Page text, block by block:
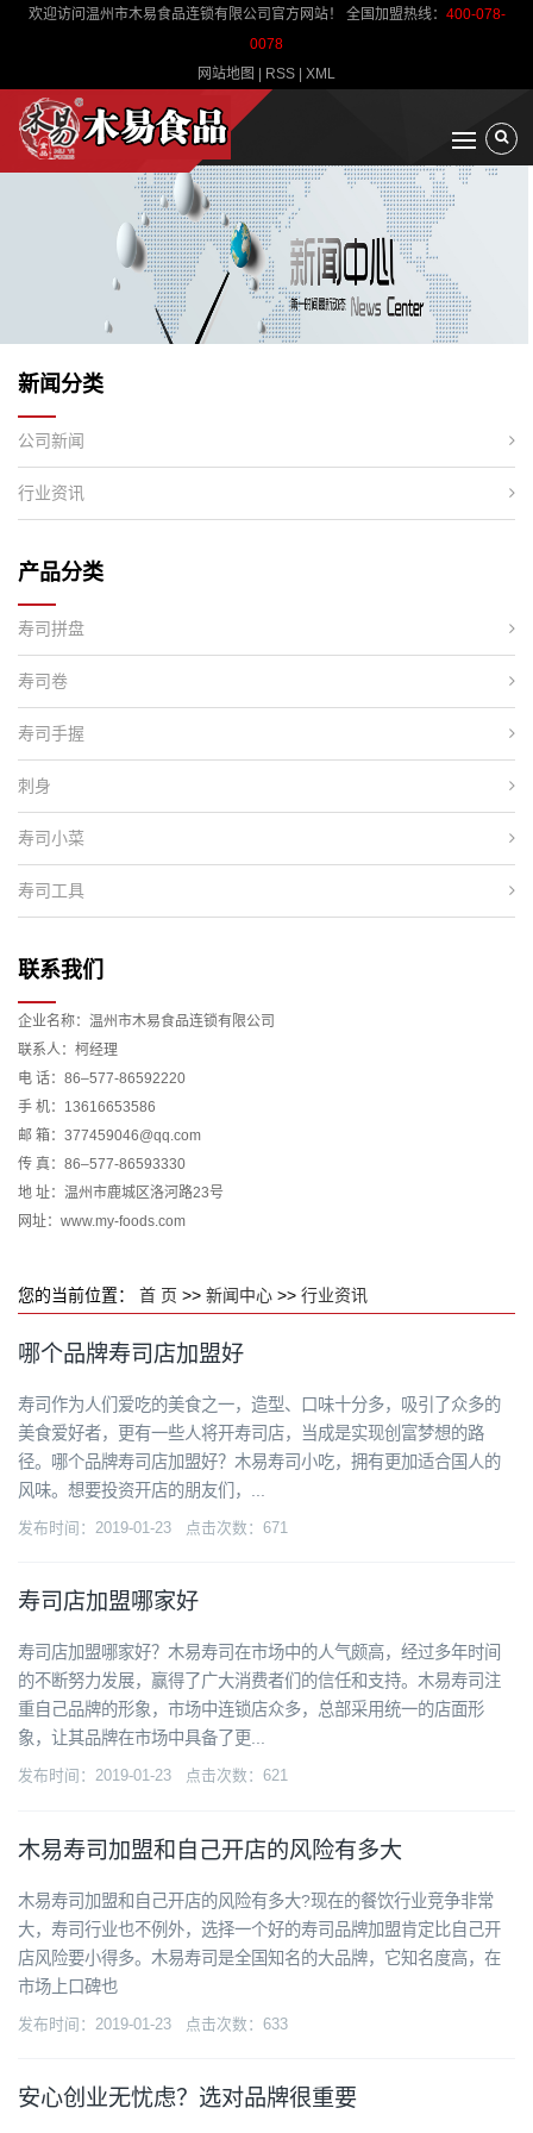
欢迎访问温州市木易食品连锁有限公司官方网站！ 全国加盟热线： 400-078-
0078
网站地图
RSS XML
新闻分类
公司新闻
行业资讯
产品分类
寿司拼盘
寿司卷
寿司手握
刺身
寿司小菜
寿司工具
联系我们
企业名称：温州市木易食品连锁有限公司
联系人：柯经理
电 话：86–577-86592220
手 机：13616653586
邮 箱：377459046@qq.com
传 真：86–577-86593330
地 址：温州市鹿城区洛河路23号
网址：www.my-foods.com
您的当前位置： 首 页 >> 新闻中心 >> 行业资讯
哪个品牌寿司店加盟好
寿司作为人们爱吃的美食之一，造型、口味十分多，吸引了众多的
美食爱好者，更有一些人将开寿司店，当成是实现创富梦想的路
径。哪个品牌寿司店加盟好？木易寿司小吃，拥有更加适合国人的
风味。想要投资开店的朋友们，...
发布时间：2019-01-23 点击次数：671
寿司店加盟哪家好
寿司店加盟哪家好？木易寿司在市场中的人气颇高，经过多年时间
的不断努力发展，赢得了广大消费者们的信任和支持。木易寿司注
重自己品牌的形象，市场中连锁店众多，总部采用统一的店面形
象，让其品牌在市场中具备了更...
发布时间：2019-01-23 点击次数：621
木易寿司加盟和自己开店的风险有多大
木易寿司加盟和自己开店的风险有多大?现在的餐饮行业竞争非常
大，寿司行业也不例外，选择一个好的寿司品牌加盟肯定比自己开
店风险要小得多。木易寿司是全国知名的大品牌，它知名度高，在
市场上口碑也
发布时间：2019-01-23 点击次数：633
安心创业无忧虑？选对品牌很重要